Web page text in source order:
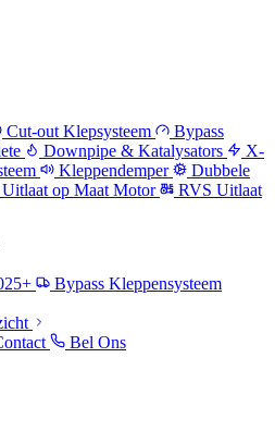
Cut-out Klepsysteem
Bypass
Downpipe & Katalysators
X-
Kleppendemper
Dubbele
Uitlaat op Maat Motor
RVS Uitlaat
Bypass Kleppensysteem
Bel Ons